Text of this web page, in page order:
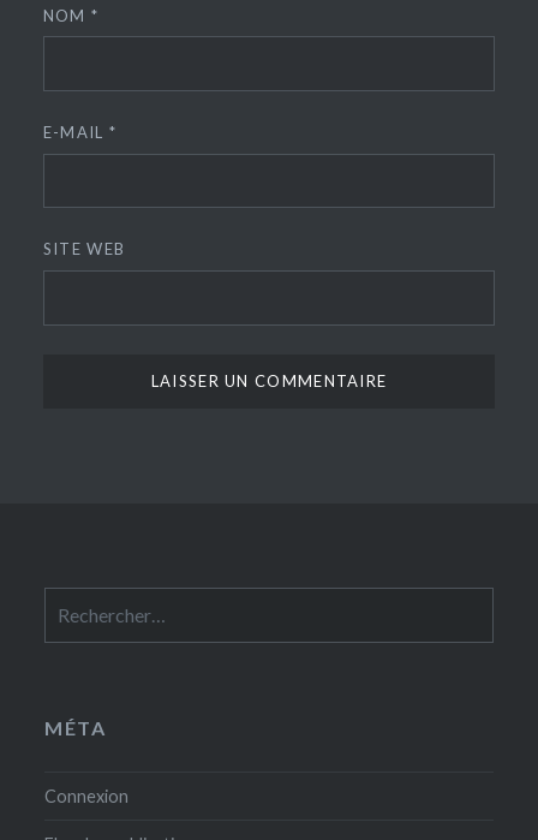
NOM*
E-MAIL *
SITE WEB
MÉTA
Connexion